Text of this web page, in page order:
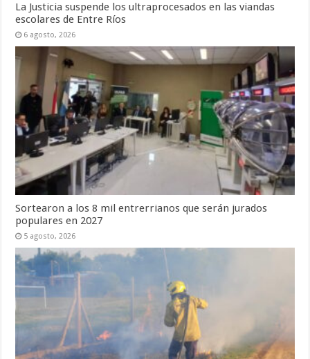
La Justicia suspende los ultraprocesados en las viandas
escolares de Entre Ríos
6 agosto, 2026
Sortearon a los 8 mil entrerrianos que serán jurados
populares en 2027
5 agosto, 2026